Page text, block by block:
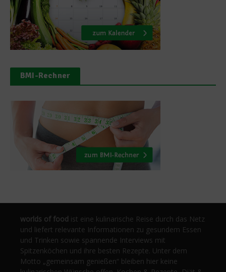
BMI-Rechner
worlds of food ist eine kulinarische Reise durch das Netz
und liefert relevante Informationen zu gesundem Essen
und Trinken sowie spannende Interviews mit
Spitzenköchen und ihre besten Rezepte. Unter dem
Motto „gemeinsam genießen“ bleiben hier keine